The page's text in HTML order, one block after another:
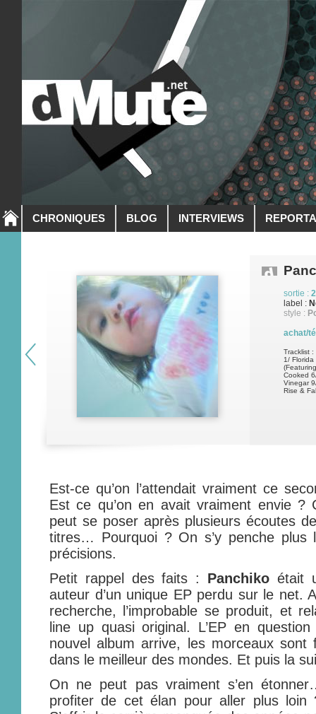
CHRONIQUES BLOG INTERVIEWS
sortie :
label :
style :
achat/
Tracklist :
1/
Cooked
Vinegar
Rise &
Est-ce qu’on l’attendait vraiment ce
Est ce qu’on en avait vraiment envie ?
peut se poser après plusieurs écoutes
titres… Pourquoi ? On s’y penche plus
précisions.
Petit rappel des faits : Panchiko était
auteur d’un unique EP perdu sur le net.
recherche, l’improbable se produit, et
line up quasi original. L’EP en
nouvel album arrive, les morceaux sont
dans le meilleur des mondes. Et puis la
On ne peut pas vraiment s’en
profiter de cet élan pour aller plus loin